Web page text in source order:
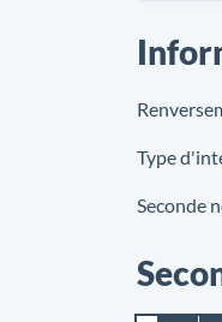
Type
Seconde